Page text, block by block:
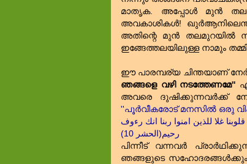
മാതൃക. അപ്പോള്‍ മുന്‍
അവകാശികള്‍!
അതിന്റെ മുന്‍ തലമുറയില്‍
ഇങ്ങേത്തലയിലുള്ള നാമും
ഈ പാരമ്പര്യ ചിന്തയാണ്‌
ഞങ്ങളെ വഴി നടത്തേണമേ''
അവരെ ദുഷിക്കുന്നവര്‍ക്ക്‌
''പൂര്‍വീകരോട്‌ മനസില്‍ ഒരു
غلا للذين امنوا ربنا انك رءوف
رحيم(الحشر 10)
പിന്നീട്‌ വന്നവര്‍
ഞങ്ങളുടെ